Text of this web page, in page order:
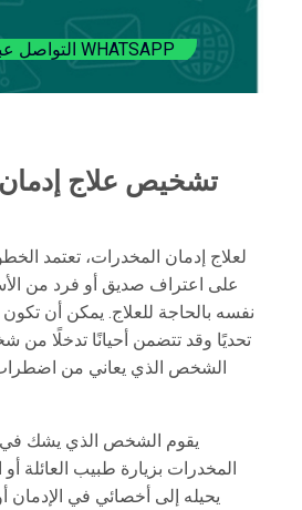
التواصل عبر WHATSAPP
تشخيص علاج
لعلاج إدمان المخدرات، تعتمد
على اعتراف صديق أو فرد من
نفسه بالحاجة للعلاج. يمكن أن تكون
تحديًا وقد تتضمن أحيانًا تدخلًا
الشخص الذي يعاني من
يقوم الشخص الذي يشك
المخدرات بزيارة طبيب العائلة
يحيله إلى أخصائي في الإدمان